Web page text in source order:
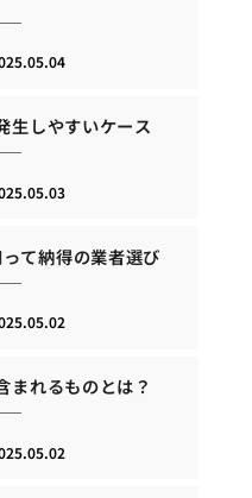
生しやすいケース
て納得の業者選び
まれるものとは？